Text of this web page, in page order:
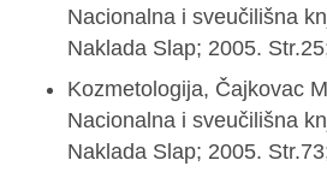
Nacionalna i sveučilišna
Naklada Slap; 2005.
Kozmetologija, Čajkovac
Nacionalna i sveučilišna
Naklada Slap; 2005.